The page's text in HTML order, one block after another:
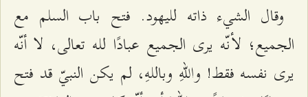
وقال الشيء ذاته لليهود. فتح باب السلم مع
الجميع؛ لأنّه يرى الجميع عبادًا لله تعالى، لا أنّه
يرى نفسه فقط! واللهِ وباللهِ، لم يكن النبيّ قد فتح